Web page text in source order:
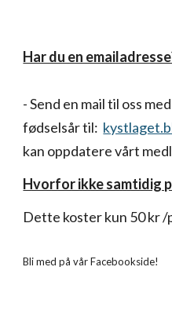
Har du en
- Send en mailtil oss
fødselsår til:
kan oppdatere vårt
Hvorfor ikke samtidig
Dette koster kun 50 kr /
Bli med på vår Facebookside!